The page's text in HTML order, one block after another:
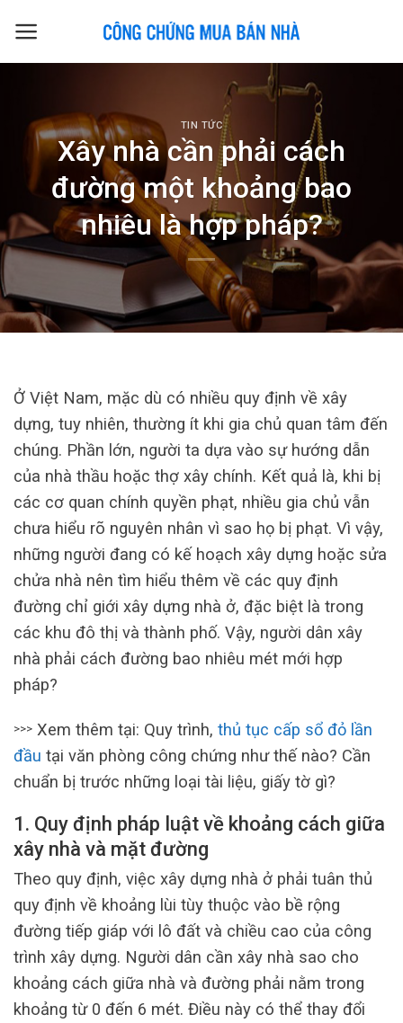
TIN TỨC
Xây nhà cần phải cách
đường một khoảng bao
nhiêu là hợp pháp?
Ở Việt Nam, mặc dù có nhiều quy định về xây
dựng, tuy nhiên, thường ít khi gia chủ quan tâm đến
chúng. Phần lớn, người ta dựa vào sự hướng dẫn
của nhà thầu hoặc thợ xây chính. Kết quả là, khi bị
các cơ quan chính quyền phạt, nhiều gia chủ vẫn
chưa hiểu rõ nguyên nhân vì sao họ bị phạt. Vì vậy,
những người đang có kế hoạch xây dựng hoặc sửa
chửa nhà nên tìm hiểu thêm về các quy định
đường chỉ giới xây dựng nhà ở, đặc biệt là trong
các khu đô thị và thành phố. Vậy, người dân xây
nhà phải cách đường bao nhiêu mét mới hợp
pháp?
>>> Xem thêm tại: Quy trình, thủ tục cấp sổ đỏ lần
đầu tại văn phòng công chứng như thế nào? Cần
chuẩn bị trước những loại tài liệu, giấy tờ gì?
1. Quy định pháp luật về khoảng cách giữa
xây nhà và mặt đường
Theo quy định, việc xây dựng nhà ở phải tuân thủ
quy định về khoảng lùi tùy thuộc vào bề rộng
đường tiếp giáp với lô đất và chiều cao của công
trình xây dựng. Người dân cần xây nhà sao cho
khoảng cách giữa nhà và đường phải nằm trong
khoảng từ 0 đến 6 mét. Điều này có thể thay đổi